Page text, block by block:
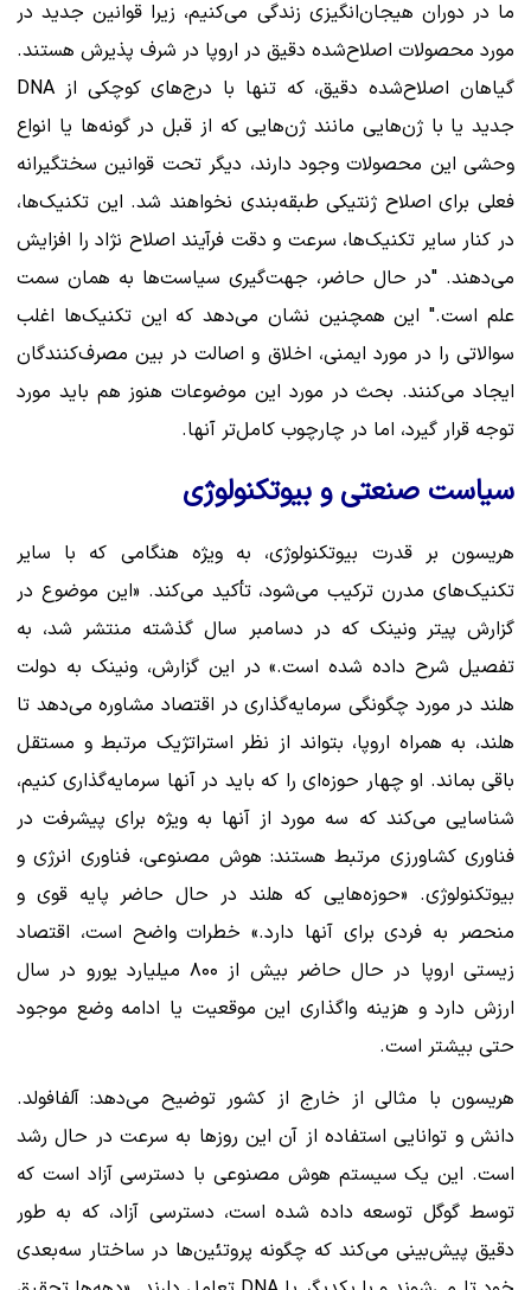
ما در دوران هیجان‌انگیزی زندگی می‌کنیم، زیرا قوانین جدید در
مورد محصولات اصلاح‌شده دقیق در اروپا در شرف پذیرش هستند.
گیاهان اصلاح‌شده دقیق، که تنها با درج‌های کوچکی از DNA
جدید یا با ژن‌هایی مانند ژن‌هایی که از قبل در گونه‌ها یا انواع
وحشی این محصولات وجود دارند، دیگر تحت قوانین سختگیرانه
فعلی برای اصلاح ژنتیکی طبقه‌بندی نخواهند شد. این تکنیک‌ها،
در کنار سایر تکنیک‌ها، سرعت و دقت فرآیند اصلاح نژاد را افزایش
می‌دهند. "در حال حاضر، جهت‌گیری سیاست‌ها به همان سمت
علم است." این همچنین نشان می‌دهد که این تکنیک‌ها اغلب
سوالاتی را در مورد ایمنی، اخلاق و اصالت در بین مصرف‌کنندگان
ایجاد می‌کنند. بحث در مورد این موضوعات هنوز هم باید مورد
توجه قرار گیرد، اما در چارچوب کامل‌تر آنها.
سیاست صنعتی و بیوتکنولوژی
هریسون بر قدرت بیوتکنولوژی، به ویژه هنگامی که با سایر
تکنیک‌های مدرن ترکیب می‌شود، تأکید می‌کند. «این موضوع در
گزارش پیتر ونینک که در دسامبر سال گذشته منتشر شد، به
تفصیل شرح داده شده است.» در این گزارش، ونینک به دولت
هلند در مورد چگونگی سرمایه‌گذاری در اقتصاد مشاوره می‌دهد تا
هلند، به همراه اروپا، بتواند از نظر استراتژیک مرتبط و مستقل
باقی بماند. او چهار حوزه‌ای را که باید در آنها سرمایه‌گذاری کنیم،
شناسایی می‌کند که سه مورد از آنها به ویژه برای پیشرفت در
فناوری کشاورزی مرتبط هستند: هوش مصنوعی، فناوری انرژی و
بیوتکنولوژی. «حوزه‌هایی که هلند در حال حاضر پایه قوی و
منحصر به فردی برای آنها دارد.» خطرات واضح است، اقتصاد
زیستی اروپا در حال حاضر بیش از ۸۰۰ میلیارد یورو در سال
ارزش دارد و هزینه واگذاری این موقعیت یا ادامه وضع موجود
حتی بیشتر است.
هریسون با مثالی از خارج از کشور توضیح می‌دهد: آلفافولد.
دانش و توانایی استفاده از آن این روزها به سرعت در حال رشد
است. این یک سیستم هوش مصنوعی با دسترسی آزاد است که
توسط گوگل توسعه داده شده است، دسترسی آزاد، که به طور
دقیق پیش‌بینی می‌کند که چگونه پروتئین‌ها در ساختار سه‌بعدی